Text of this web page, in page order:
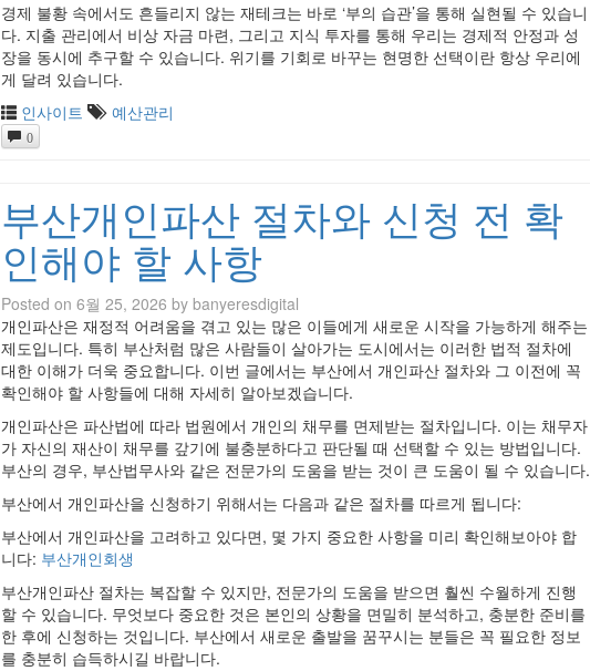
경제 불황 속에서도 흔들리지 않는 재테크는 바로 ‘부의 습관’을 통해 실현될 수 있습니
다. 지출 관리에서 비상 자금 마련, 그리고 지식 투자를 통해 우리는 경제적 안정과 성
장을 동시에 추구할 수 있습니다. 위기를 기회로 바꾸는 현명한 선택이란 항상 우리에
게 달려 있습니다.
인사이트
예산관리
0
부산개인파산 절차와 신청 전 확
인해야 할 사항
Posted on 6월 25, 2026 by banyeresdigital
개인파산은 재정적 어려움을 겪고 있는 많은 이들에게 새로운 시작을 가능하게 해주는
제도입니다. 특히 부산처럼 많은 사람들이 살아가는 도시에서는 이러한 법적 절차에
대한 이해가 더욱 중요합니다. 이번 글에서는 부산에서 개인파산 절차와 그 이전에 꼭
확인해야 할 사항들에 대해 자세히 알아보겠습니다.
개인파산은 파산법에 따라 법원에서 개인의 채무를 면제받는 절차입니다. 이는 채무자
가 자신의 재산이 채무를 갚기에 불충분하다고 판단될 때 선택할 수 있는 방법입니다.
부산의 경우, 부산법무사와 같은 전문가의 도움을 받는 것이 큰 도움이 될 수 있습니다.
부산에서 개인파산을 신청하기 위해서는 다음과 같은 절차를 따르게 됩니다:
부산에서 개인파산을 고려하고 있다면, 몇 가지 중요한 사항을 미리 확인해보아야 합
니다: 부산개인회생
부산개인파산 절차는 복잡할 수 있지만, 전문가의 도움을 받으면 훨씬 수월하게 진행
할 수 있습니다. 무엇보다 중요한 것은 본인의 상황을 면밀히 분석하고, 충분한 준비를
한 후에 신청하는 것입니다. 부산에서 새로운 출발을 꿈꾸시는 분들은 꼭 필요한 정보
를 충분히 습득하시길 바랍니다.